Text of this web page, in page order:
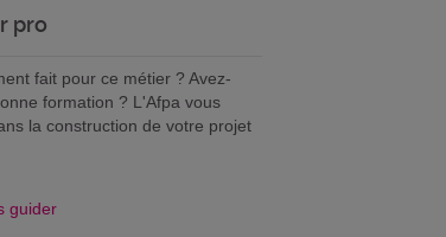
pro
fait pour ce métier ? Avez-
formation ? L'Afpa vous
la construction de votre projet
guider